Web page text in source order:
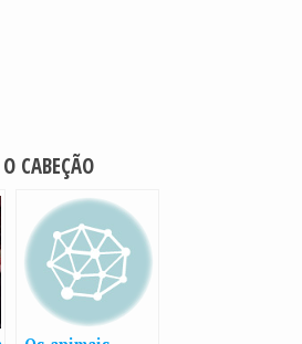
CABEÇÃO